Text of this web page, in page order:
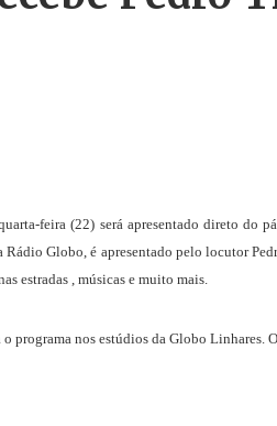
feira (22) será apresentado direto
Globo, é apresentado pelo locutor
estradas , músicas e muito mais.
o programa nos estúdios da Globo Linhares.